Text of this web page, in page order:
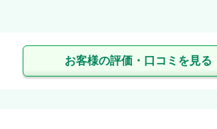
お客様の評価・口コミを見る